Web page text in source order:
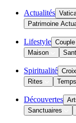
Actualités
Patrimoine
Lifestyle Couple
Maison
Spiritualité Croix
Rites
Découvertes
Sanctuaires